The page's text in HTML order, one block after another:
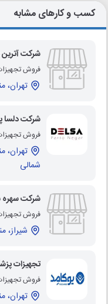
کسب و کارهای مشابه
شرکت
فروش
تهران، منطقه 6، محله
شرکت دلسا
فروش
شمالی
شرکت
فروش
شیراز، منطقه 1، محله
تجهیزات
فروش
تهران، منطقه 11، محله